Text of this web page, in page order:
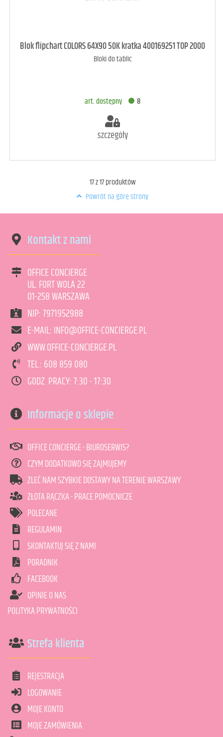
art. może być niedostępny <1
Blok flipchart COLORS 64X90 50K kratka 400169251 TOP 2000
Bloki do tablic
art. dostępny 8
szczegóły
DODAJ DO KOSZYKA
17z17produktów
Powrót na górę strony
Kontakt z nami
OFFICE CONCIERGE
UL. FORT WOLA 22
01-258 WARSZAWA
NIP: 7971952988
E-MAIL: INFO@OFFICE-CONCIERGE.PL
WWW.OFFICE-CONCIERGE.PL
TEL.: 608 859 080
GODZ. PRACY: 7:30 - 17:30
Informacje o sklepie
OFFICE CONCIERGE - BIUROSERWIS?
CZYM DODATKOWO SIĘ ZAJMUJEMY
ZLEĆ NAM SZYBKIE DOSTAWY NA TERENIE WARSZAWY
ZŁOTA RĄCZKA - PRACE POMOCNICZE
POLECANE
REGULAMIN
SKONTAKTUJ SIĘ Z NAMI
PORADNIK
FACEBOOK
OPINIE O NAS
POLITYKA PRYWATNOŚCI
Strefa klienta
REJESTRACJA
LOGOWANIE
MOJE KONTO
MOJE ZAMÓWIENIA